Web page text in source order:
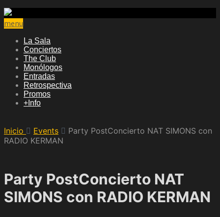
menu
La Sala
Conciertos
The Club
Monólogos
Entradas
Retrospectiva
Promos
+Info
Inicio Events
Party PostConcierto NAT SIMONS con
RADIO KERMAN
Party PostConcierto NAT
SIMONS con RADIO KERMAN